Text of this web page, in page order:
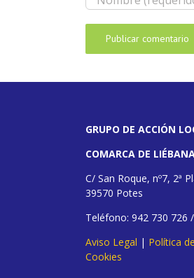
GRUPO DE ACCIÓN
COMARCA DE
C/ San Roque, nº7, 2ª
39570 Potes
Teléfono: 942 730 726
Aviso Legal | Política
Cookies